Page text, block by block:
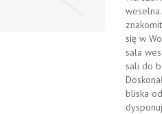
się w
sala
sali do
bliska